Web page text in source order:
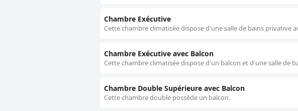
Chambre Exécutive
Cette chambre climatisée dispose d'une salle de bains privative
Chambre Exécutive avec Balcon
Cette chambre climatisée dispose d'un balcon et d'une salle de
Chambre Double Supérieure avec Balcon
Cette chambre double possède un balcon.